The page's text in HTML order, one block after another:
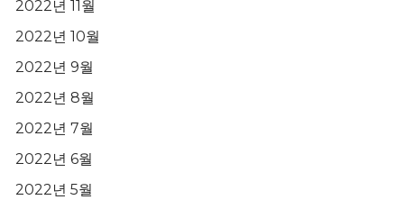
2022년 11월
2022년 10월
2022년 9월
2022년 8월
2022년 7월
2022년 6월
2022년 5월